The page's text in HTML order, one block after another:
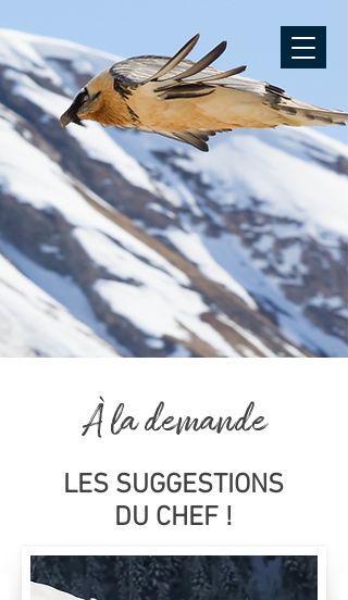
À la demande
LES SUGGESTIONS
DU CHEF !